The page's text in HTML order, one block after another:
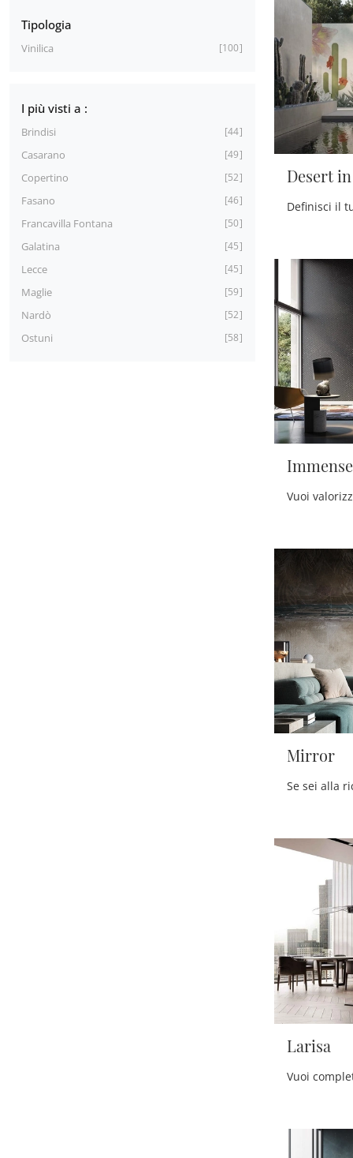
Tipologia
Vinilica 100
I più visti a :
Brindisi 44
Casarano 49
Copertino 52
Fasano 46
Francavilla Fontana 50
Galatina 45
Lecce 45
Maglie 59
Nardò 52
Ostuni 58
Desert
Immense
Mirror
Larisa